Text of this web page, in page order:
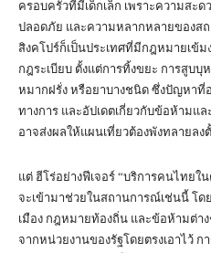
ครอบครัวที่มีเด็กเล็ก เพราะความสะ
ปลอดภัย และความหลากหลายของส
สิงคโปร์ก็เป็นประเทศที่มีกฎหมายเข้
กฎระเบียบ ตั้งแต่การทิ้งขยะ การสูบ
หมากฝรั่ง หรือยาบางชนิด ซึ่งปัญหาที่
ทางการ และอัปเดตเกี่ยวกับข้อห้ามแ
อาจส่งผลให้แผนเที่ยวต้องพังทลายล
แต่ ฮีโร่อย่างฟีเจอร์ “บริการคนไทยใ
จะเข้ามาช่วยในสถานการณ์เช่นนี้ โด
เมือง กฎหมายท้องถิ่น และข้อห้ามต่า
จากหน่วยงานของรัฐโดยตรงเอาไว้